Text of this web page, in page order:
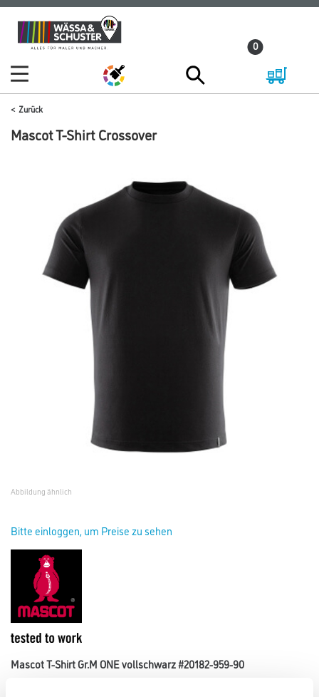
Zum
Inhalt
Zum
Navigationsmenü
0
Zurück
Mascot T-Shirt Crossover
Abbildung ähnlich
Bitte einloggen, um Preise zu sehen
Mascot T-Shirt Gr.M ONE vollschwarz #20182-959-90